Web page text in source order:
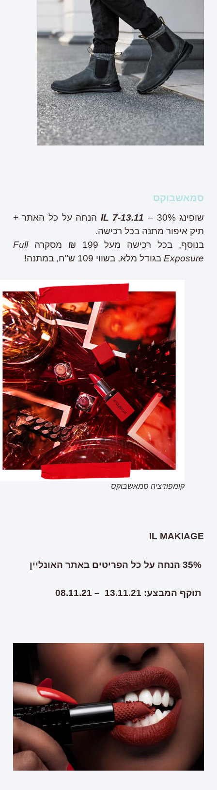
סמאשבוקס
שופינג IL 7-13.11 – 30% הנחה על כל האתר +
תיק איפור מתנה בכל רכישה.
בנוסף, בכל רכישה מעל 199 ₪ מסקרה
Full
Exposureבגודל מלא, בשווי 109 ש"ח, במתנה!
קומפוזיציה סמאשבוקס
IL MAKIAGE
האונליין
תוקף המבצע: 13.11.21 – 08.11.21